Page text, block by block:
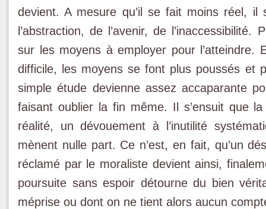
devient. A mesure qu’il se fait moins réel,
l’abstraction, de l’avenir, de
sur les moyens à employer pour
difficile, les moyens se font plus poussés et
simple étude devienne assez accaparante
faisant oublier la fin même. Il s’ensuit que
réalité, un dévouement à l’inutilité
mènent nulle part. Ce n’est, en fait, qu’un
réclamé par le moraliste devient ainsi,
poursuite sans espoir détourne du bien
méprise ou dont on ne tient alors aucun